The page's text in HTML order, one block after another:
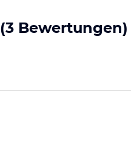
(3 Bewertungen)